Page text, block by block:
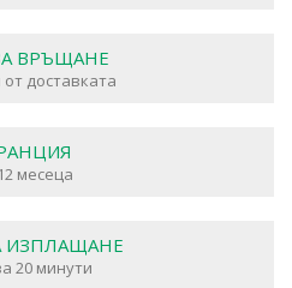
ВРЪЩАНЕ
от доставката
месеца
ИЗПЛАЩАНЕ
20 минути